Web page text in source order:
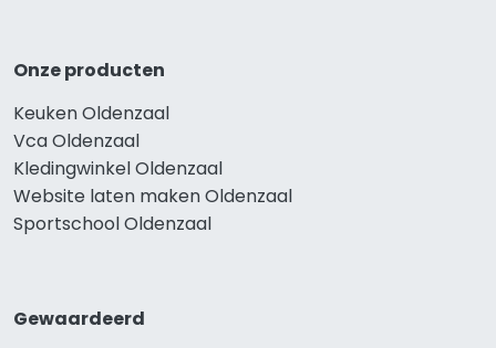
Onze producten
Keuken Oldenzaal
Vca Oldenzaal
Kledingwinkel Oldenzaal
Website laten maken Oldenzaal
Sportschool Oldenzaal
Gewaardeerd